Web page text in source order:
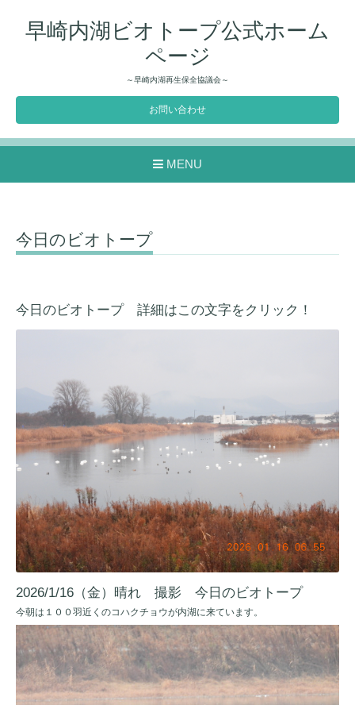
早崎内湖ビオトープ公式ホーム
ページ
～早崎内湖再生保全協議会～
お問い合わせ
MENU
今日のビオトープ
今日のビオトープ 詳細はこの文字をクリック！
2026/1/16（金）晴れ 撮影 今日のビオトープ
今朝は１００羽近くのコハクチョウが内湖に来ています。